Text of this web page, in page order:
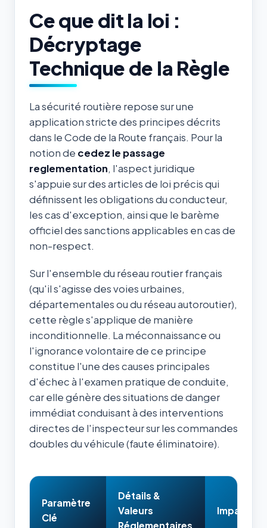
Ce que dit la loi :
Décryptage
Technique de la Règle
La sécurité routière repose sur une
application stricte des principes décrits
dans le Code de la Route français. Pour la
notion de cedez le passage
reglementation, l'aspect juridique
s'appuie sur des articles de loi précis qui
définissent les obligations du conducteur,
les cas d'exception, ainsi que le barème
officiel des sanctions applicables en cas de
non-respect.
Sur l'ensemble du réseau routier français
(qu'il s'agisse des voies urbaines,
départementales ou du réseau autoroutier),
cette règle s'applique de manière
inconditionnelle. La méconnaissance ou
l'ignorance volontaire de ce principe
constitue l'une des causes principales
d'échec à l'examen pratique de conduite,
car elle génère des situations de danger
immédiat conduisant à des interventions
directes de l'inspecteur sur les commandes
doubles du véhicule (faute éliminatoire).
Paramètre
Clé
Détails &
Valeurs
Réglementaires
Impact &